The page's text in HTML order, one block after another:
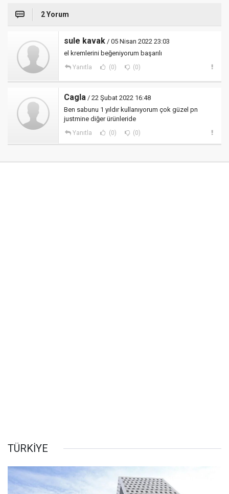
2 Yorum
sule kavak / 05 Nisan 2022 23:03
el kremlerini beğeniyorum başarılı
Yanıtla (0) (0)
Cagla / 22 Şubat 2022 16:48
Ben sabunu 1 yıldır kullanıyorum çok güzel pn
justmine diğer ürünleride
Yanıtla (0) (0)
TÜRKİYE